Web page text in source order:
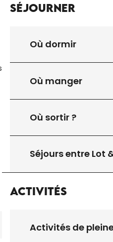
Séjourner
Où dormir
Où manger
Où sortir ?
Séjours entre Lot
Activités
Activités de